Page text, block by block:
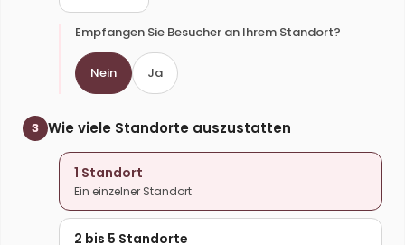
Empfangen Sie Besucher an Ihrem Standort?
Nein Ja
3 Wie viele Standorte auszustatten
1 Standort
Ein einzelner Standort
2 bis 5 Standorte